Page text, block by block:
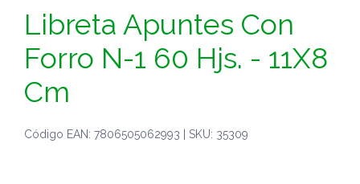
Libreta Apuntes Con
Forro N-1 60 Hjs. - 11X8
Cm
Código EAN: 7806505062993 | SKU: 35309